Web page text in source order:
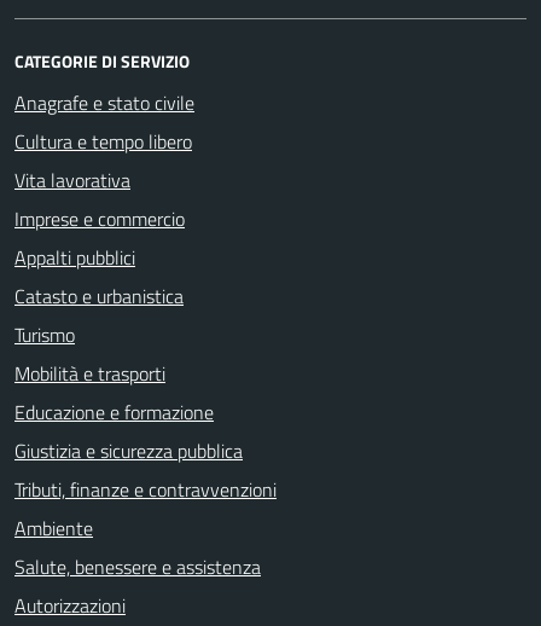
CATEGORIE DI SERVIZIO
Anagrafe e stato civile
Cultura e tempo libero
Vita lavorativa
Imprese e commercio
Appalti pubblici
Catasto e urbanistica
Turismo
Mobilità e trasporti
Educazione e formazione
Giustizia e sicurezza pubblica
Tributi, finanze e contravvenzioni
Ambiente
Salute, benessere e assistenza
Autorizzazioni